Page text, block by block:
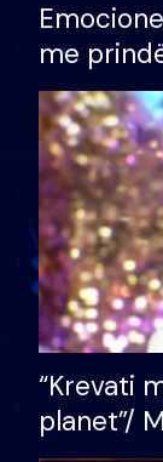
me
divorci
“Krevati
planet”/